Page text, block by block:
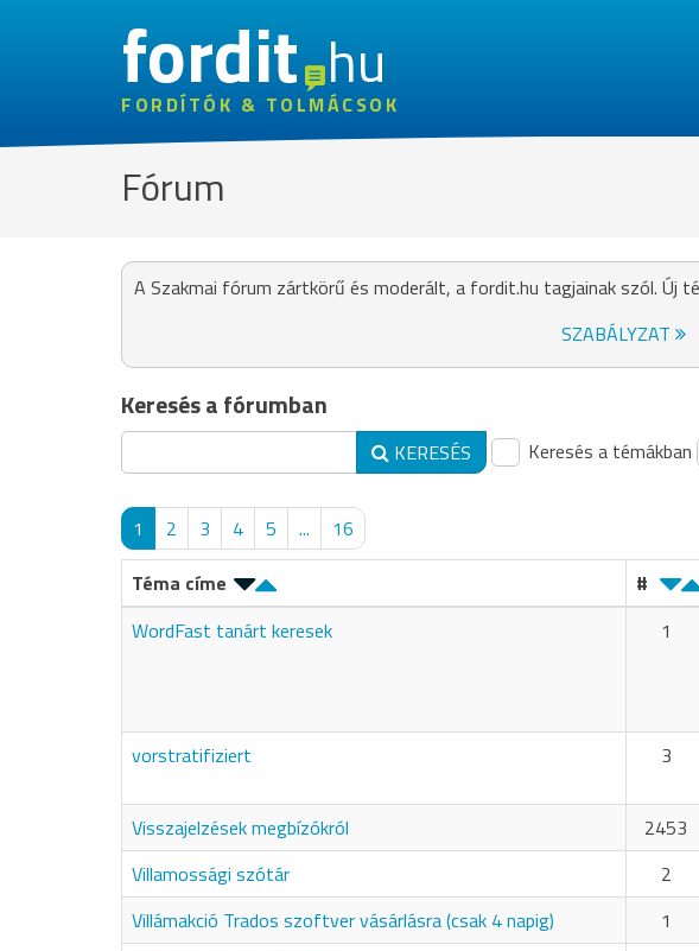
fordithu
FORDÍTÓK & TOLMÁCSOK
Fórum
A Szakmai fórum zártkörű és moderált, a fordit.hu tagjainak szól. Új
SZABÁLYZAT
Keresés a fórumban
KERESÉS Keresés a témákban
1 2 3 4 5 ... 16
Téma címe
#
WordFast tanárt keresek
1
vorstratifiziert
3
Visszajelzések megbízókról
2453
Villamossági szótár
2
Villámakció Trados szoftver vásárlásra (csak 4 napig)
1